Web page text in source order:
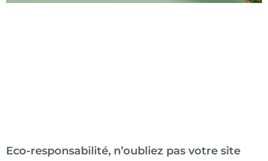
Eco-responsabilité, n’oubliez pas votre site